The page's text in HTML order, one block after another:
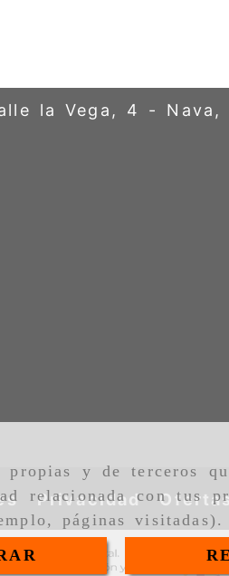
y de terceros
relacionada con tus
páginas
la Vega, 4 - Nava,
Privacidad